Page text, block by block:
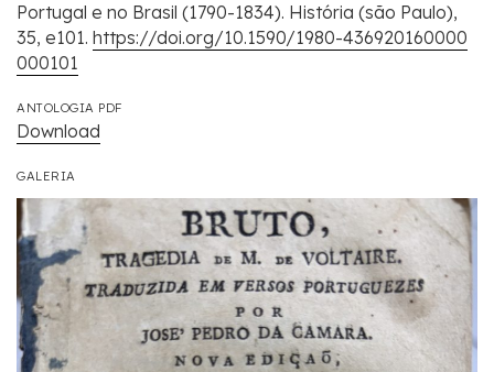
Portugal e no Brasil (1790-1834). História (são Paulo),
35, e101. https://doi.org/10.1590/1980-436920160000
000101
ANTOLOGIA PDF
Download
GALERIA